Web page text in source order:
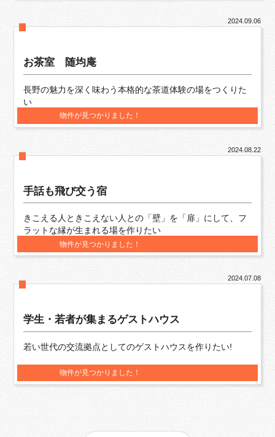
2024.09.06
お茶室 随均庵
長野の魅力を深く味わう本格的な茶道体験の場をつくりた
い
物件が見つかりました！
2024.08.22
⼿話も⾶び交う宿
きこえる人ときこえない人との「壁」を「扉」にして、フ
ラットな縁が生まれる場を作りたい
物件が見つかりました！
2024.07.08
学生・若者が集まるゲストハウス
若い世代の交流拠点としてのゲストハウスを作りたい!
物件が見つかりました！